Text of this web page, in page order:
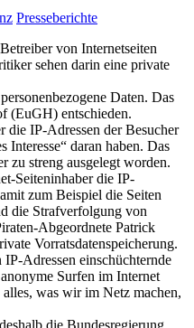
Presseberichte
von Internetseiten
sehen darin eine private
Daten. Das
(EuGH) entschieden.
die IP-Adressen der Besucher
Interesse“ daran haben. Das
zu streng ausgelegt worden.
Seiteninhaber die IP-
zum Beispiel die Seiten
die Strafverfolgung von
Abgeordnete Patrick
Vorratsdatenspeicherung.
Adressen einschüchternde
Surfen im Internet
was wir im Netz machen,
die Bundesregierung